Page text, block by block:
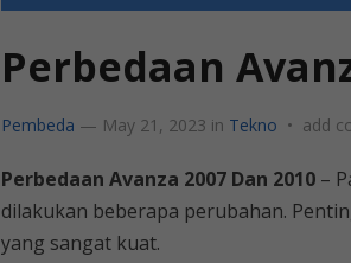
Perbedaan
Pembeda — May 21, 2023 in Tekno • add
Perbedaan Avanza 2007 Dan 2010 –
dilakukan beberapa perubahan.
yang sangat kuat.